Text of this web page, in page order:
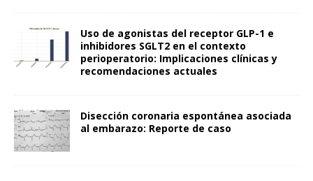
Uso de agonistas del receptor GLP-1 e
inhibidores SGLT2 en el contexto
perioperatorio: Implicaciones clínicas y
recomendaciones actuales
Disección coronaria espontánea asociada
al embarazo: Reporte de caso